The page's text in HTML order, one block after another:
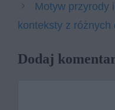
Motyw przyrody
konteksty z różnych
Dodaj